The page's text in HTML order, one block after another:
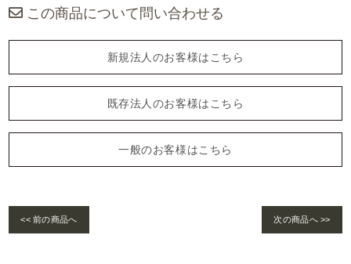
この商品について問い合わせる
新規法人のお客様はこちら
既存法人のお客様はこちら
一般のお客様はこちら
<< 前の商品へ 次の商品へ >>